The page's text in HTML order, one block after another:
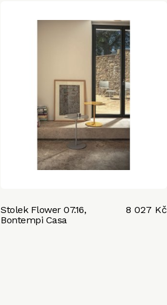
Stolek Flower 07.16,
Bontempi Casa
8 027 Kč